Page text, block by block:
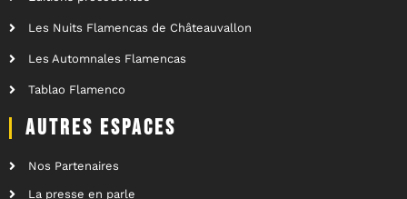
Les Nuits Flamencas de Châteauvallon
Les Automnales Flamencas
Tablao Flamenco
AUTRES ESPACES
Nos Partenaires
La presse en parle